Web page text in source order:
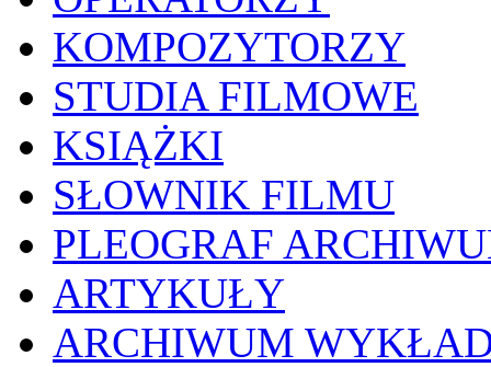
KOMPOZYTORZY
STUDIA FILMOWE
KSIĄŻKI
SŁOWNIK FILMU
PLEOGRAF
ARTYKUŁY
ARCHIWUM